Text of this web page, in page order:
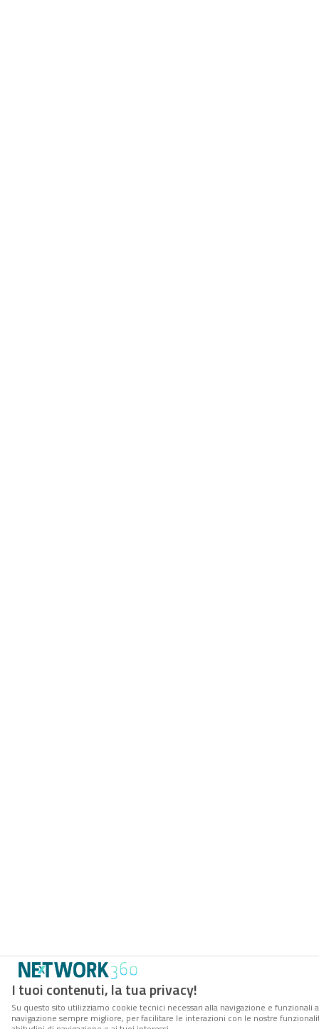
I tuoi contenuti, la tua privacy!
Su questo sito utilizziamo cookie tecnici necessari alla navigazione e
navigazione sempre migliore, per facilitare le interazioni con le nostre